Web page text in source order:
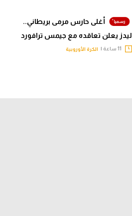
أغلى حارس مرمى بريطاني..
ليدز يعلن تعاقده مع جيمس ترافورد
الكرة الأوروبية